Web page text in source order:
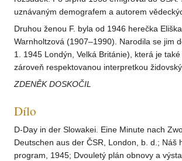
uznávaným demografem a autorem
Druhou ženou F. byla od 1946 herečka Eliška
Warnholtzová (1907–1990). Narodila se jim
1. 1945 Londýn, Velká Británie), která je
zároveň respektovanou interpretkou
ZDENĚK DOSKOČIL
Dílo
D-Day in der Slowakei. Eine Minute nach
Deutschen aus der ČSR, London, b. d.; Náš
program, 1945; Dvouletý plán obnovy a